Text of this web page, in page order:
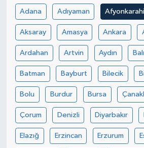
Adana Adıyaman
Aksaray Amasya Ankara
Ardahan Artvin Aydın
Batman Bayburt Bilecik
Bolu Burdur Bursa
Çorum Denizli Diyarbakır
Elazığ Erzincan Erzurum